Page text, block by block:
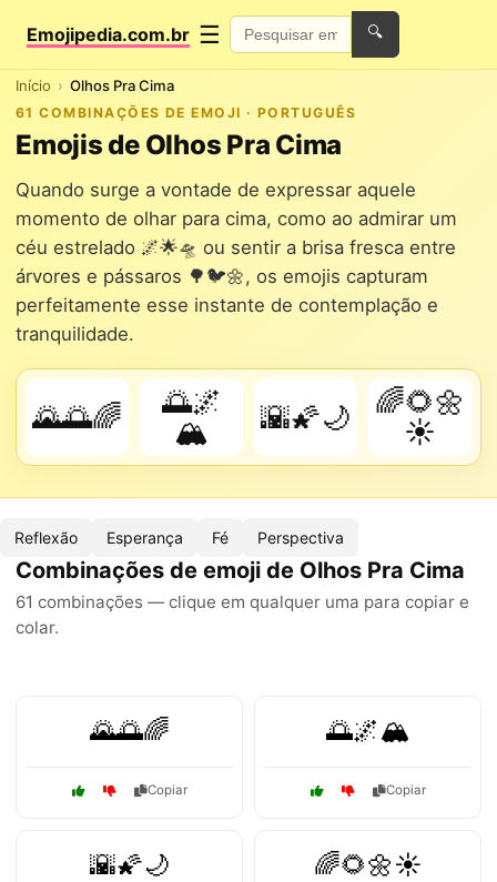
Emojipedia.com.br ☰ 🔍
Início Olhos Pra Cima
61 COMBINAÇÕES DE EMOJI · PORTUGUÊS
Emojis de Olhos Pra Cima
Quando surge a vontade de expressar aquele
momento de olhar para cima, como ao admirar um
céu estrelado 🌌🌟🛸 ou sentir a brisa fresca entre
árvores e pássaros 🌳🐦🌼, os emojis capturam
perfeitamente esse instante de contemplação e
tranquilidade.
🌄🌅🌈
🌅🌌
🏔️
🌇🌠🌙
🌈🌻🌼
☀️
Reflexão Esperança Fé Perspectiva
Combinações de emoji de Olhos Pra Cima
61 combinações — clique em qualquer uma para copiar e
colar.
🌄🌅🌈
Copiar
🌅🌌🏔️
Copiar
🌇🌠🌙 🌈🌻🌼☀️